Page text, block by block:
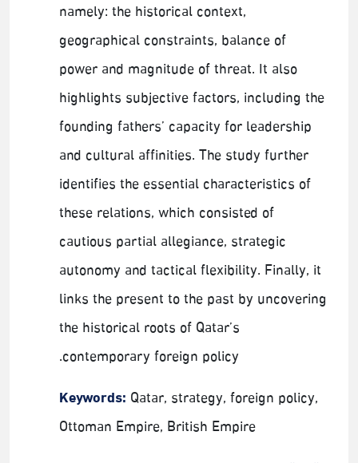
namely: the historical context,
geographical constraints, balance of
power and magnitude of threat. It also
highlights subjective factors, including the
founding fathers’ capacity for leadership
and cultural affinities. The study further
identifies the essential characteristics of
these relations, which consisted of
cautious partial allegiance, strategic
autonomy and tactical flexibility. Finally, it
links the present to the past by uncovering
the historical roots of Qatar’s
contemporary foreign policy.
Keywords: Qatar, strategy, foreign policy,
Ottoman Empire, British Empire